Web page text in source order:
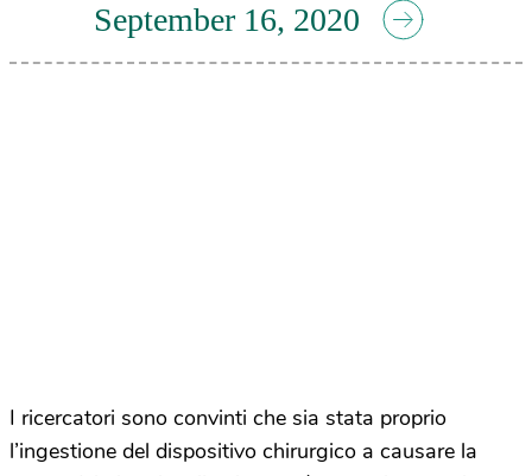
September 16, 2020
I ricercatori sono convinti che sia stata proprio
l’ingestione del dispositivo chirurgico a causare la